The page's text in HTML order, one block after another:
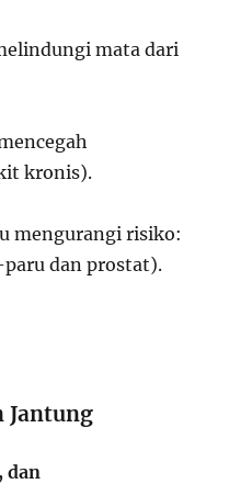
mata dari
kronis).
mengurangi risiko:
dan prostat).
Jantung
dan